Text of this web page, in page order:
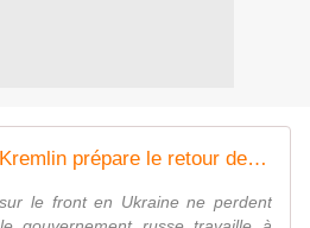
Économie russe : le Kremlin prépare le retour des entreprises étrangères | Le Grand Continent
le front en Ukraine ne perdent